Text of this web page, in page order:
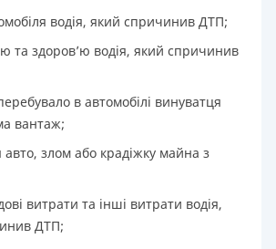
водія, який спричинив ДТП;
та здоров’ю водія, який спричинив
в автомобілі винуватця
вантаж;
злом або крадіжку майна з
витрати та інші витрати водія,
ДТП;